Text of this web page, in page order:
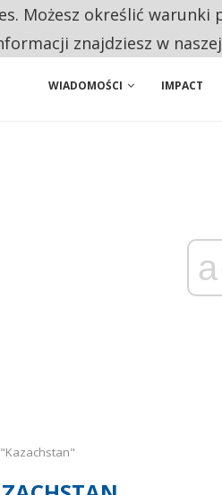
WŁASNĄ FIRMĘ. INNYM JUŻ TAK
WIADOMOŚCI IMPACT
Możesz określić
znajdziesz w